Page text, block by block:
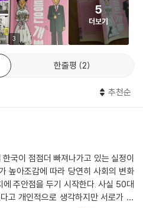
께 고민하는 사람’이 되기로 하고 실
판사 미팅에 늦고, 집에 들어갈 땐 장
세우면서 “난 페미니스트”(71쪽)라
서의 균등한 가사 노동은 양쪽 부모와
변에서 쏟아지는 칭찬 세례를 남편이
남편 잘 만난 여자, 드센 여자, 남편 기
부는 이제 평등이란 “둘만의” 문제
고정관념으로 편 가르는 우리 사회
3
5
더보기
한줄평 2
추천순
국이 점점더 빠져나가고 있는 실정이
높아조감에 따라 당연히 사회의 변화
주안점을 두기 시작한다. 사실 50대
고 개인적으로 생각하지만 서로가 서